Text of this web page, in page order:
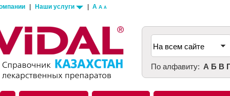
Наши услуги A A A
По алфавиту: А Б В